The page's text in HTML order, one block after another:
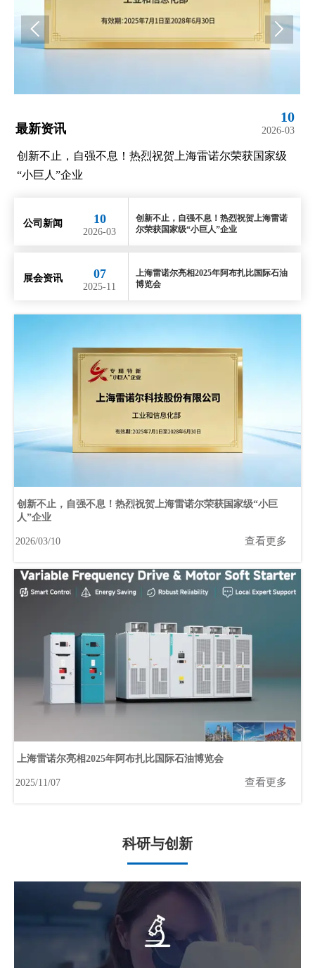
最新资讯
07
2025-11
上海雷诺尔亮相2025年阿布扎比国际石油博览会
 
公司新闻 10
2026-03
创新不止，自强不息！热烈祝贺上海雷诺
尔荣获国家级“小巨人”企业
展会资讯 07
2025-11
上海雷诺尔亮相2025年阿布扎比国际石油
博览会
创新不止，自强不息！热烈祝贺上海雷诺尔荣获国家级“小巨
人”企业
2026/03/10 查看更多
上海雷诺尔亮相2025年阿布扎比国际石油博览会
2025/11/07 查看更多
科研与创新